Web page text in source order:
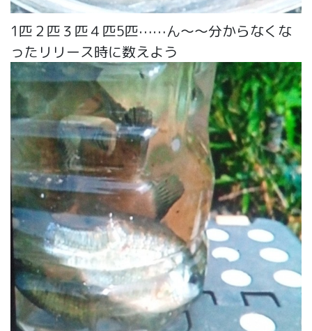
1匹２匹３匹４匹5匹⋯⋯ん～～分からなくな
ったリリース時に数えよう